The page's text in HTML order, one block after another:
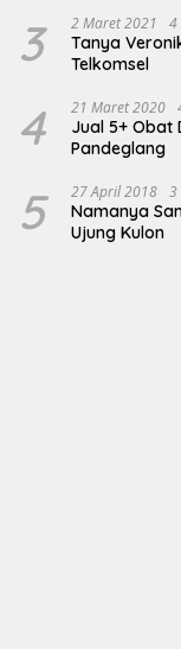
3 2 Maret 2021 4
Tanya
Telkomsel
4 21 Maret 2020
Jual 5+ Obat
Pandeglang
5 27 April 2018 3
Namanya
Ujung Kulon